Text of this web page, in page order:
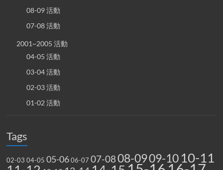
08-09 活動
07-08 活動
2001~2005 活動
04-05 活動
03-04 活動
02-03 活動
01-02 活動
Tags
02-03 04-05 05-06 06-07 07-0808-0909-10 10-11